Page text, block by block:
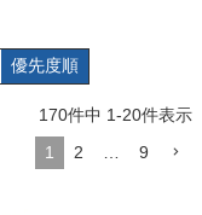
優先度順
170件中 1-20件表示
1
2 9